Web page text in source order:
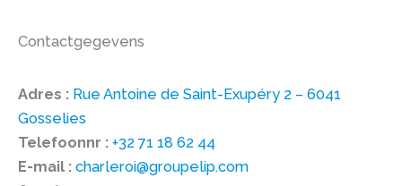
Contactgegevens
Adres : Rue Antoine de Saint-Exupéry 2 – 6041
Gosselies
Telefoonnr : +32 71 18 62 44
E-mail : charleroi@groupelip.com